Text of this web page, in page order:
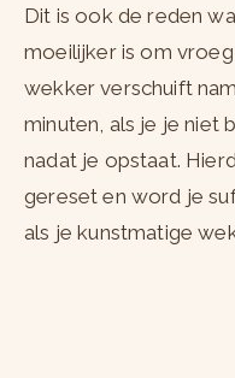
Dit is ook de reden
moeilijker is om
wekker verschuift
minuten, als je je niet
nadat je opstaat.
gereset en word je
als je kunstmatige